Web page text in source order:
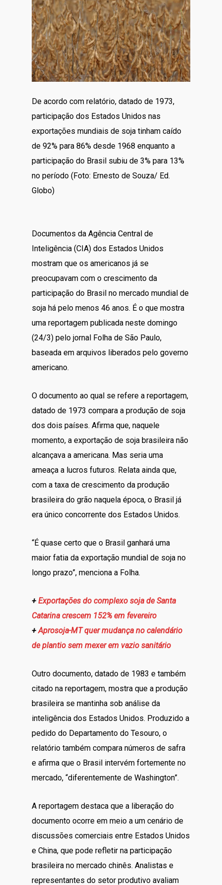
De acordo com relatório, datado de 1973,
participação dos Estados Unidos nas
exportações mundiais de soja tinham caído
de 92% para 86% desde 1968 enquanto a
participação do Brasil subiu de 3% para 13%
no período (Foto: Ernesto de Souza/ Ed.
Globo)
Documentos da Agência Central de
Inteligência (CIA) dos Estados Unidos
mostram que os americanos já se
preocupavam com o crescimento da
participação do Brasil no mercado mundial de
soja há pelo menos 46 anos. É o que mostra
uma reportagem publicada neste domingo
(24/3) pelo jornal Folha de São Paulo,
baseada em arquivos liberados pelo governo
americano.
O documento ao qual se refere a reportagem,
datado de 1973 compara a produção de soja
dos dois países. Afirma que, naquele
momento, a exportação de soja brasileira não
alcançava a americana. Mas seria uma
ameaça a lucros futuros. Relata ainda que,
com a taxa de crescimento da produção
brasileira do grão naquela época, o Brasil já
era único concorrente dos Estados Unidos.
“É quase certo que o Brasil ganhará uma
maior fatia da exportação mundial de soja no
longo prazo”, menciona a Folha.
+ Exportações do complexo soja de Santa
Catarina crescem 152% em fevereiro
+ Aprosoja-MT quer mudança no calendário
de plantio sem mexer em vazio sanitário
Outro documento, datado de 1983 e também
citado na reportagem, mostra que a produção
brasileira se mantinha sob análise da
inteligência dos Estados Unidos. Produzido a
pedido do Departamento do Tesouro, o
relatório também compara números de safra
e afirma que o Brasil intervém fortemente no
mercado, “diferentemente de Washington”.
A reportagem destaca que a liberação do
documento ocorre em meio a um cenário de
discussões comerciais entre Estados Unidos
e China, que pode refletir na participação
brasileira no mercado chinês. Analistas e
representantes do setor produtivo avaliam